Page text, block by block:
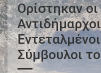
Ορίστηκαν οι
Σύμβουλοι